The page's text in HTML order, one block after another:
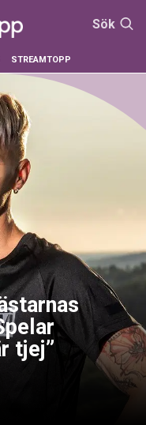
Sök
STREAMTOPP
tjej”